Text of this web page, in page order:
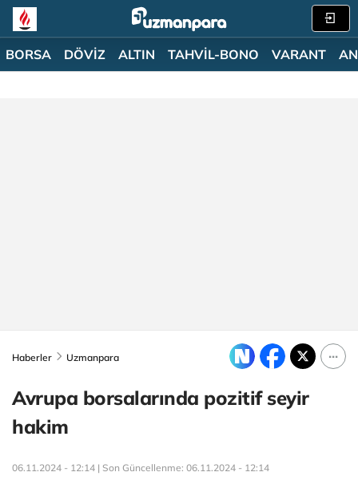
BORSA DÖVİZ ALTIN TAHVİL-BONO VARANT
Haberler Uzmanpara
Avrupa borsalarında pozitif seyir
hakim
06.11.2024 - 12:14 | Son Güncellenme: 06.11.2024 - 12:14